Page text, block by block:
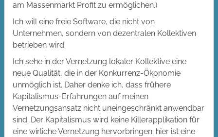
am Massenmarkt Profit zu ermöglichen.)
Ich will eine freie Software, die nicht von
Unternehmen, sondern von dezentralen Kollektiven
betrieben wird.
Ich sehe in der Vernetzung lokaler Kollektive eine
neue Qualität, die in der Konkurrenz-Ökonomie
unmöglich ist. Daher denke ich, dass frühere
Kapitalismus-Erfahrungen auf meinen
Vernetzungsansatz nicht uneingeschränkt anwendbar
sind. Der Kapitalismus wird keine Killerapplikation für
eine wirliche Vernetzung hervorbringen; hier ist eine